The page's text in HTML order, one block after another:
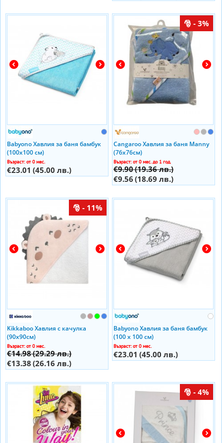
Babyono Хавлия за баня бамбук
(100х100 см)
Възраст: от 0 мес.
€23.01 (45.00 лв.)
- 3%
Cangaroo Хавлия за баня Manny
(76х76см)
Възраст: от 0 мес. до 1 год.
€9.90(19.36 лв.)
€9.56 (18.69 лв.)
- 11%
Kikkaboo Хавлия с качулка
(90x90см)
Възраст: от 0 мес.
€14.98(29.29 лв.)
€13.38 (26.16 лв.)
Babyono Хавлия за баня бамбук
(100 х 100 см)
Възраст: от 0 мес.
€23.01 (45.00 лв.)
- 4%